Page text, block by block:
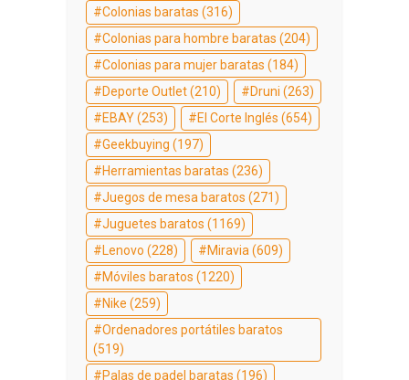
Colonias baratas (316)
Colonias para hombre baratas (204)
Colonias para mujer baratas (184)
Deporte Outlet(210) Druni (263)
EBAY(253) El Corte Inglés (654)
Geekbuying (197)
Herramientas baratas (236)
Juegos de mesa baratos (271)
Juguetes baratos (1169)
Lenovo (228) Miravia(609)
Móviles baratos (1220)
Nike (259)
Ordenadores portátiles baratos
(519)
Palas de padel baratas (196)